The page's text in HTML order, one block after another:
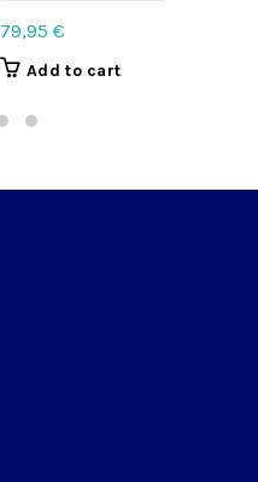
79,95 €
Add to cart